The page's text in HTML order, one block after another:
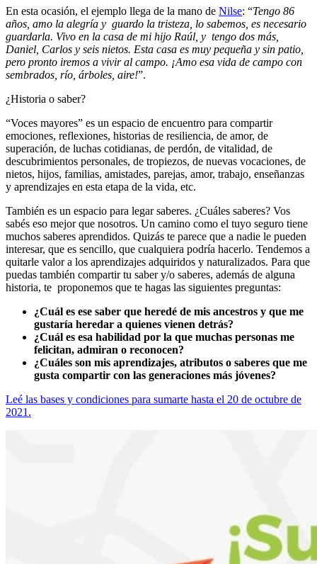
En esta ocasión, el ejemplo llega de la mano de Nilse: “Tengo 86
años, amo la alegría y guardo la tristeza, lo sabemos, es necesario
guardarla. Vivo en la casa de mi hijo Raúl, y tengo dos más,
Daniel, Carlos y seis nietos. Esta casa es muy pequeña y sin patio,
pero pronto iremos a vivir al campo. ¡Amo esa vida de campo con
sembrados, río, árboles, aire!”.
¿Historia o saber?
“Voces mayores” es un espacio de encuentro para compartir
emociones, reflexiones, historias de resiliencia, de amor, de
superación, de luchas cotidianas, de perdón, de vitalidad, de
descubrimientos personales, de tropiezos, de nuevas vocaciones, de
nietos, hijos, familias, amistades, parejas, amor, trabajo, enseñanzas
y aprendizajes en esta etapa de la vida, etc.
También es un espacio para legar saberes. ¿Cuáles saberes? Vos
sabés eso mejor que nosotros. Un camino como el tuyo seguro tiene
muchos saberes aprendidos. Quizás te parece que a nadie le pueden
interesar, que es sencillo, que cualquiera podría hacerlo. Tendemos a
quitarle valor a los aprendizajes adquiridos y naturalizados. Para que
puedas también compartir tu saber y/o saberes, además de alguna
historia, te proponemos que te hagas las siguientes preguntas:
¿Cuál es ese saber que heredé de mis ancestros y que me
gustaría heredar a quienes vienen detrás?
¿Cuál es esa habilidad por la que muchas personas me
felicitan, admiran o reconocen?
¿Cuáles son mis aprendizajes, atributos o saberes que me
gusta compartir con las generaciones más jóvenes?
Leé las bases y condiciones para sumarte hasta el 20 de octubre de
2021.